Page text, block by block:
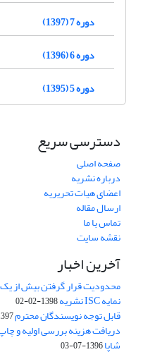
دوره 7 (1397)
دوره 6 (1396)
دوره 5 (1395)
دسترسی سریع
صفحه اصلی
درباره نشریه
اعضای هیات تحریریه
ارسال مقاله
تماس با ما
نقشه سایت
آخرین اخبار
محدودیت قرار گرفتن بیش از یک
نمایه ISC نشریه 1398-02-02
قابل توجه نویسندگان محترم03-19
دریافت هزینه بررسی اولیه و
شاپا1396-07-03